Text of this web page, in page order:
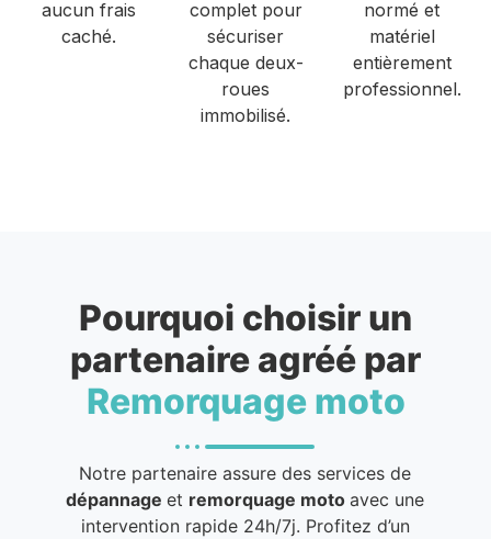
aucun frais
caché.
complet pour
sécuriser
chaque deux-
roues
immobilisé.
normé et
matériel
entièrement
professionnel.
Pourquoi choisir un
partenaire agréé par
Remorquage moto
Notre partenaire assure des services de
dépannageet remorquage motoavec une
intervention rapide 24h/7j. Profitez d’un